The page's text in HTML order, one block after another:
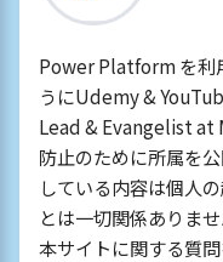
Power Platform を利
うにUdemy &
Lead & Evangelist at
防止のために所属を
している内容は個人
とは一切関係ありま
本サイトに関する質